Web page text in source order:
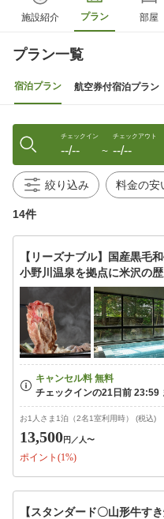
施設紹介 プラン 部屋
プラン一覧
宿泊プラン 航空券付宿泊プラン
チェックイン
--/-- 〜
チェックアウト
--/--
絞り込み
14件
【リーズナブル】国産黒毛
小野川温泉を拠点に米沢の
お1人さま1泊（2名1室利用時） (税込)
13,500円 ／人〜
ポイント(1%)
【スタンダード〇山形牛す